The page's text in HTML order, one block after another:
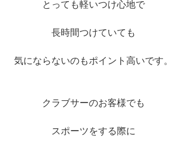
とっても軽いつけ心地で
長時間つけていても
気にならないのもポイント高いです。
クラブサーのお客様でも
スポーツをする際に